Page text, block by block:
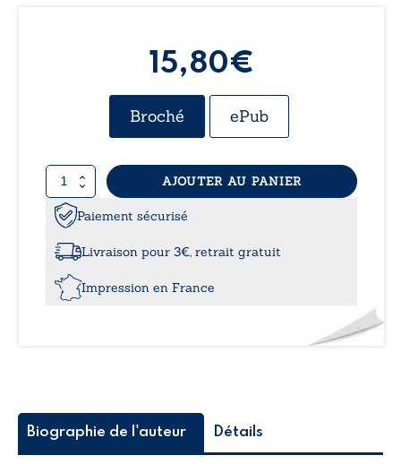
15,80€
Broché ePub
quantité
de
Carnet
vers
Poèmes
ordinaires
AJOUTER AU PANIER
Paiement sécurisé
Livraison pour 3€, retrait gratuit
Impression en France
Biographie de l'auteur Détails